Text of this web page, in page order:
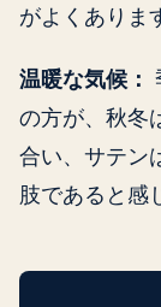
がよくありま
温暖な気候：
の方が、秋冬
合い、サテン
肢であると感